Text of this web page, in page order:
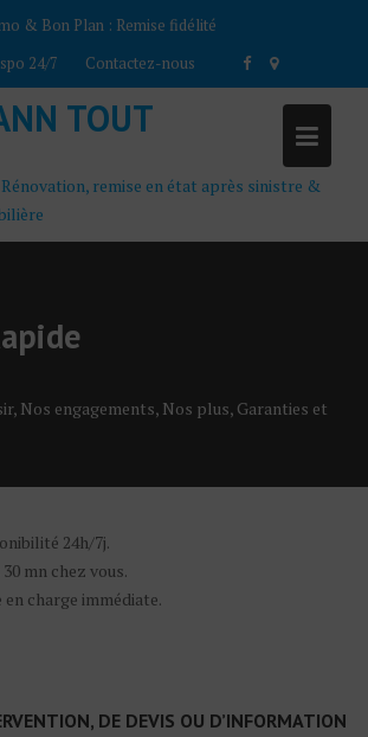
& Bon Plan : Remise fidélité
24/7
Contactez-nous
TOUT
remise en état après sinistre &
Nos engagements, Nos plus, Garanties et
24h/7j.
30 mn chez vous.
en charge immédiate.
DE DEVIS OU D’INFORMATION